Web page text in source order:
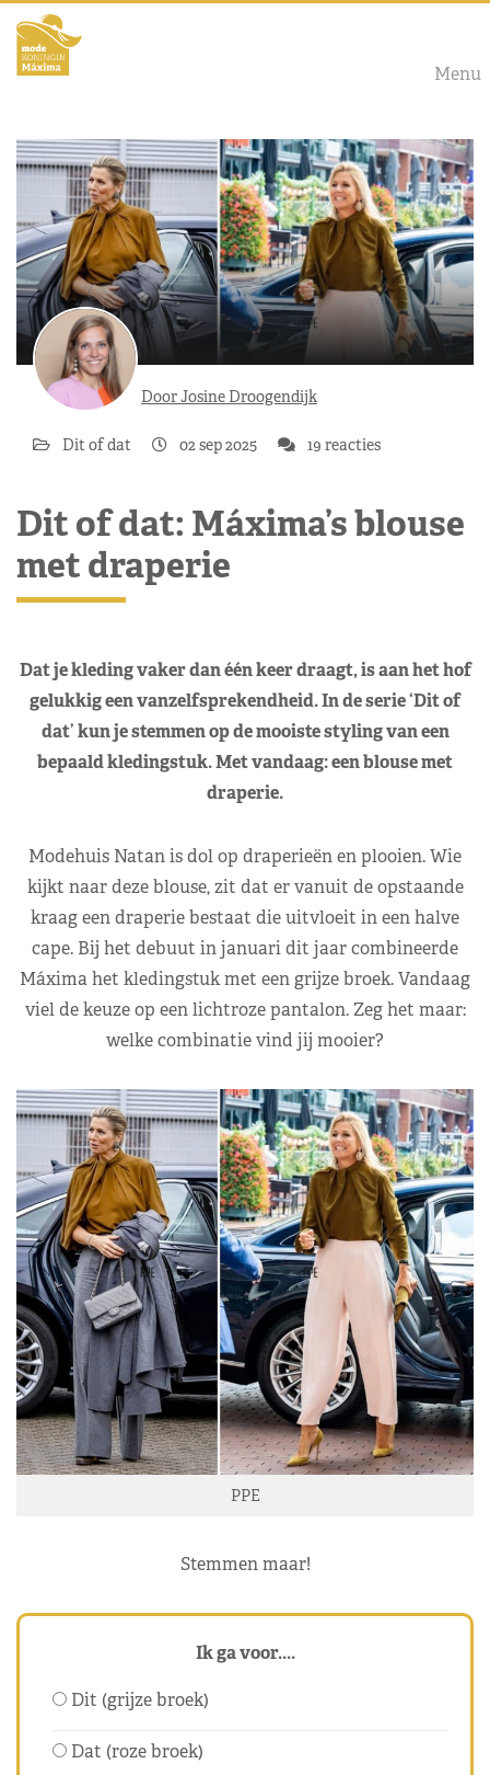
Menu
Door Josine Droogendijk
Dit of dat 02 sep 2025 19 reacties
Dit of dat: Máxima’s blouse
met draperie
Dat je kleding vaker dan één keer draagt, is aan het hof
gelukkig een vanzelfsprekendheid. In de serie ‘Dit of
dat’ kun je stemmen op de mooiste styling van een
bepaald kledingstuk. Met vandaag: een blouse met
draperie.
Modehuis Natan is dol op draperieën en plooien. Wie
kijkt naar deze blouse, zit dat er vanuit de opstaande
kraag een draperie bestaat die uitvloeit in een halve
cape. Bij het debuut in januari dit jaar combineerde
Máxima het kledingstuk met een grijze broek. Vandaag
viel de keuze op een lichtroze pantalon. Zeg het maar:
welke combinatie vind jij mooier?
PPE
Stemmen maar!
Ik ga voor....
Dit (grijze broek)
Dat (roze broek)